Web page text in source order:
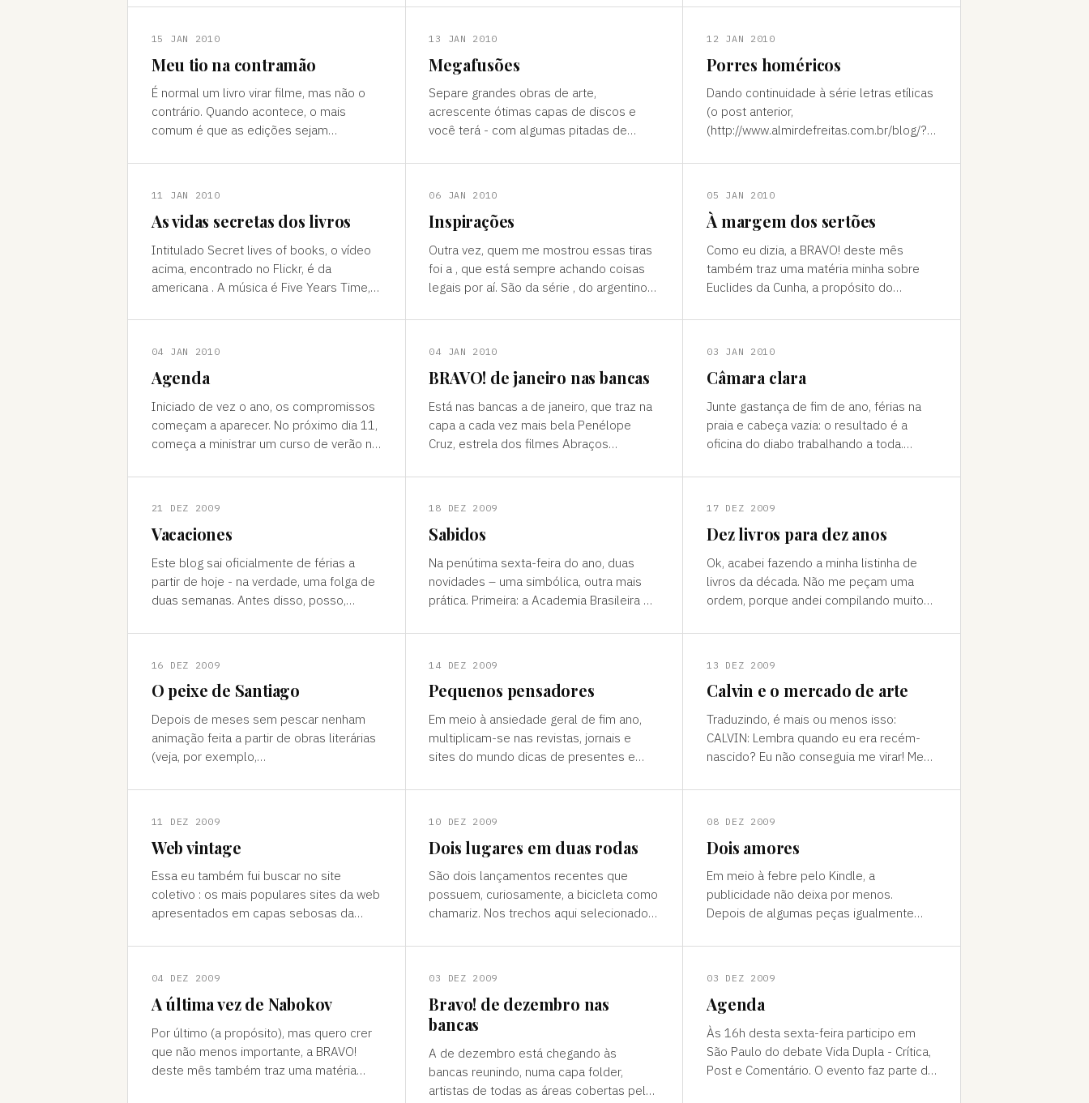
cotidianas, mesmo em narra
Clobberin'time
p=2015)) foram inspiradas no trab
15 JAN 2010
Meu tio na contramão
É normal um livro virar filme, mas não o
contrário. Quando acontece, o mais
comum é que as edições sejam
sucesso, com autores escrevendo sob
13 JAN 2010
Megafusões
Separe grandes obras de arte,
acrescente ótimas capas de discos e
você terá - com algumas pitadas de
alguns softwares - algo parecido com
12 JAN 2010
Porres homéricos
Dando continuidade à série letras etílicas
(o post anterior,
(http://www.almirdefreitas.com.br/blog/?
Alma do Vinho (Globo, 400 págs., R$ 48),
11 JAN 2010
As vidas secretas dos livros
Intitulado Secret lives of books, o vídeo
acima, encontrado no Flickr, é da
americana . A música é Five Years Time,
nome de filiação literár
06 JAN 2010
Inspirações
Outra vez, quem me mostrou essas tiras
foi a , que está sempre achando coisas
legais por aí. São da série , do argentino
passado vem sendo publicad
05 JAN 2010
À margem dos sertões
Como eu dizia, a BRAVO! deste mês
também traz uma matéria minha sobre
Euclides da Cunha, a propósito do
(Nova Aguilar, 2 vols., R$ 450). Nos volum
04 JAN 2010
Agenda
Iniciado de vez o ano, os compromissos
começam a aparecer. No próximo dia 11,
começa a ministrar um curso de verão na
no Rio de Janeiro, so
04 JAN 2010
BRAVO! de janeiro nas bancas
Está nas bancas a de janeiro, que traz na
capa a cada vez mais bela Penélope
Cruz, estrela dos filmes Abraços
Rob Marshall. A revista tem
03 JAN 2010
Câmara clara
Junte gastança de fim de ano, férias na
praia e cabeça vazia: o resultado é a
oficina do diabo trabalhando a toda.
quando vez aqui associações
21 DEZ 2009
Vacaciones
Este blog sai oficialmente de férias a
partir de hoje - na verdade, uma folga de
duas semanas. Antes disso, posso,
extravagância de onde estiver. Digo
18 DEZ 2009
Sabidos
Na penútima sexta-feira do ano, duas
novidades – uma simbólica, outra mais
prática. Primeira: a Academia Brasileira de
((http://twitter.com/able
17 DEZ 2009
Dez livros para dez anos
Ok, acabei fazendo a minha listinha de
livros da década. Não me peçam uma
ordem, porque andei compilando muitos
pular esta. No máximo, digo
16 DEZ 2009
O peixe de Santiago
Depois de meses sem pescar nenham
animação feita a partir de obras literárias
(veja, por exemplo,
p=138),
14 DEZ 2009
Pequenos pensadores
Em meio à ansiedade geral de fim ano,
multiplicam-se nas revistas, jornais e
sites do mundo dicas de presentes e
partilha igualitária entre nossos
13 DEZ 2009
Calvin e o mercado de arte
Traduzindo, é mais ou menos isso:
CALVIN: Lembra quando eu era recém-
nascido? Eu não conseguia me virar! Meus
nada! Pense em todo o trab
11 DEZ 2009
Web vintage
Essa eu também fui buscar no site
coletivo : os mais populares sites da web
apresentados em capas sebosas da
pelo usuário . Clique (http://ww
10 DEZ 2009
Dois lugares em duas rodas
São dois lançamentos recentes que
possuem, curiosamente, a bicicleta como
chamariz. Nos trechos aqui selecionados,
descrição dos lugares que ele
08 DEZ 2009
Dois amores
Em meio à febre pelo Kindle, a
publicidade não deixa por menos.
Depois de algumas peças igualmente
encontrado o tom certo na música Fly me
04 DEZ 2009
A última vez de Nabokov
Por último (a propósito), mas quero crer
que não menos importante, a BRAVO!
deste mês também traz uma matéria
03 DEZ 2009
Bravo! de dezembro nas
bancas
A de dezembro está chegando às
bancas reunindo, numa capa folder,
artistas de todas as áreas cobertas pela
03 DEZ 2009
Agenda
Às 16h desta sexta-feira participo em
São Paulo do debate Vida Dupla - Crítica,
Post e Comentário. O evento faz parte do